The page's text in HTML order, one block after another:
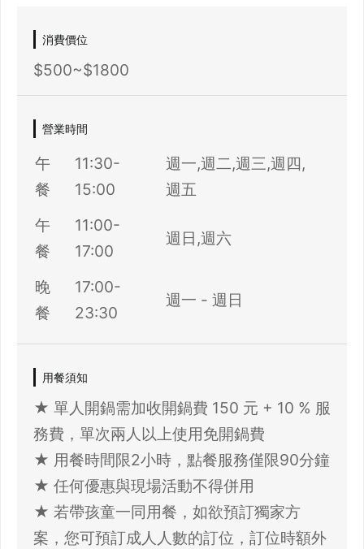
消費價位
$500~$1800
營業時間
午
餐
11:30-
15:00
週一,週二,週三,週四,
週五
午
餐
11:00-
17:00
週日,週六
晚
餐
17:00-
23:30
週一 - 週日
用餐須知
★ 單人開鍋需加收開鍋費 150 元 + 10 % 服
務費，單次兩人以上使用免開鍋費
★ 用餐時間限2小時，點餐服務僅限90分鐘
★ 任何優惠與現場活動不得併用
★ 若帶孩童一同用餐，如欲預訂獨家方
案，您可預訂成人人數的訂位，訂位時額外